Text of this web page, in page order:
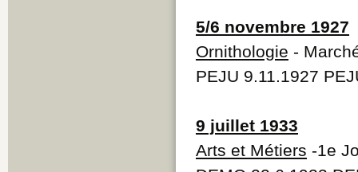
5/6 novembre 1927
Ornithologie -
PEJU 9.11.1927
9 juillet 1933
Arts et Métiers -1e